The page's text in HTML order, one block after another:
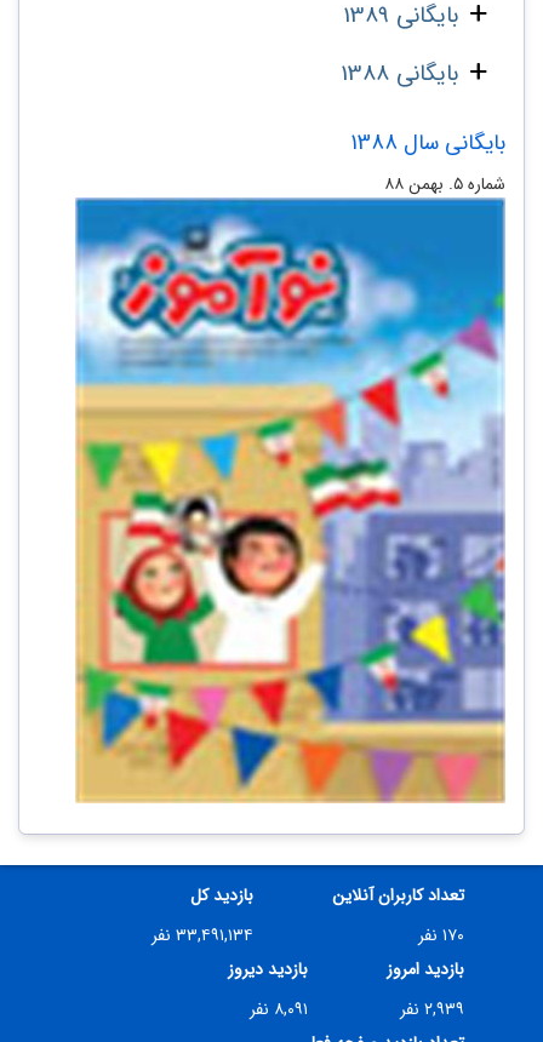
بایگانی 1389
بایگانی 1388
بایگانی سال 1388
شماره‌ ۵. بهمن ۸۸
تعداد کاربران آنلاین
۱۷۰ نفر
بازدید کل
۳۳,۴۹۱,۱۳۴ نفر
بازدید امروز
۲,۹۳۹ نفر
بازدید دیروز
۸,۰۹۱ نفر